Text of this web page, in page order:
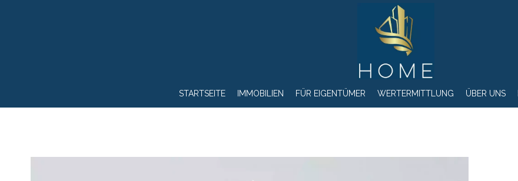
STARTSEITE IMMOBILIEN FÜR EIGENTÜMER WERTERMITTLUNG ÜBER UNS